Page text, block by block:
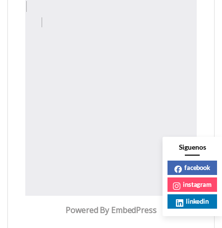
Powered By EmbedPress
Siguenos
facebook
instagram
linkedin